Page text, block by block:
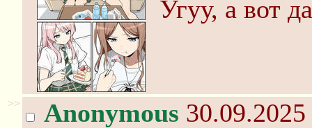
Угуу, а вот
>> Anonymous